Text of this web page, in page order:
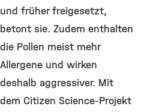
und früher freigesetzt,
betont sie. Zudem enthalten
die Pollen meist mehr
Allergene und wirken
deshalb aggressiver. Mit
dem Citizen Science-Projekt